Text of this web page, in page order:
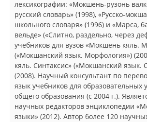
лексикографии: «Мокшень-рузонь
русский словарь» (1998), «Русско-
школьного словаря» (1996) и «Марса,
вельде» («Слитно, раздельно, через
учебников для вузов «Мокшень кяль.
(«Мокшанский язык. Морфология»)
кяль. Синтаксис» («Мокшанский язык.
(2008). Научный консультант по
язык учебников для образовательных
общего образования (с 2004 г.).
научных редакторов энциклопедии
языки» (2012). Автор более 120